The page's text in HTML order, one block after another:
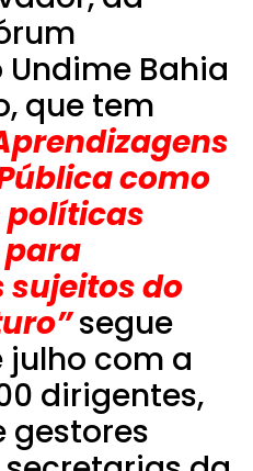
Bahia
que tem
como
políticas
do
segue
julho com a
dirigentes,
gestores